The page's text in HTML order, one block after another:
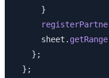
      }
      sheet.
getRange
    };
  };